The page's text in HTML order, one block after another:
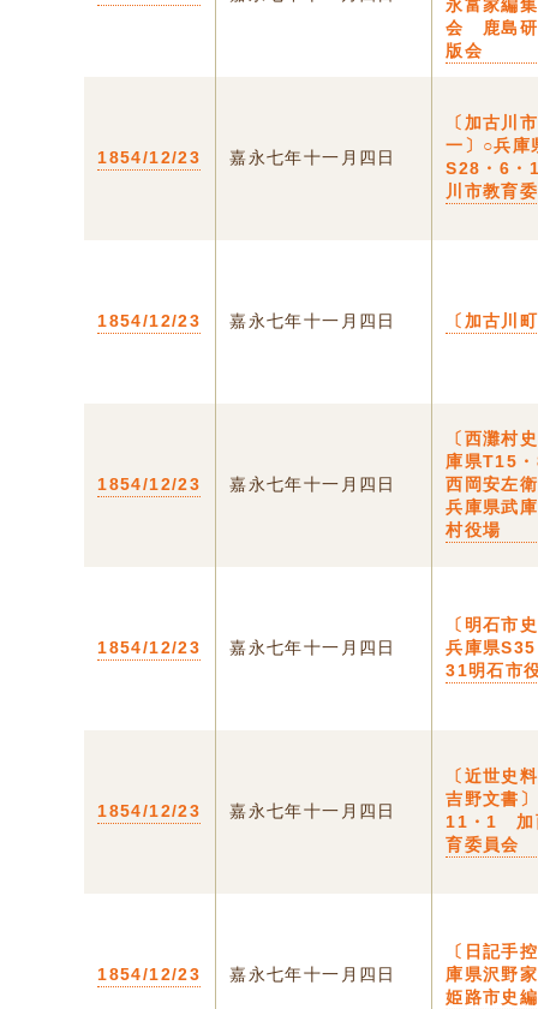
永富家編
会 鹿島研
版会
1854/12/23 嘉永七年十一月四日
〔加古
一〕○兵庫
S28・6・
川市教育
1854/12/23 嘉永七年十一月四日 〔加古川
1854/12/23 嘉永七年十一月四日
〔西灘村
庫県T15
西岡安左
兵庫県武
村役場
1854/12/23 嘉永七年十一月四日
〔明石市
兵庫県
31明石市
1854/12/23 嘉永七年十一月四日
〔近世史
吉野文書
11・1 加
育委員会
1854/12/23 嘉永七年十一月四日
〔日記手
庫県沢野
姫路市史